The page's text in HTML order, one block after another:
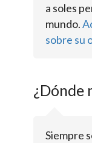
a soles
mundo.
sobre su
¿Dónde
Siempre